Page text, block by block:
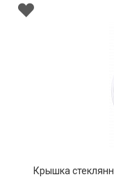
Крышка